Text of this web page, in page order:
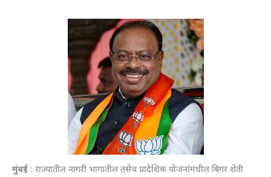
मुंबई : राज्यातील नागरी भागातील तसेच प्रादेशिक योजनांमधील बिगर शेती